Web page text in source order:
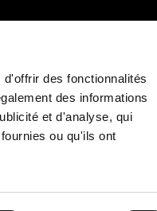
des fonctionnalités
des informations
et d'analyse, qui
ou qu'ils ont